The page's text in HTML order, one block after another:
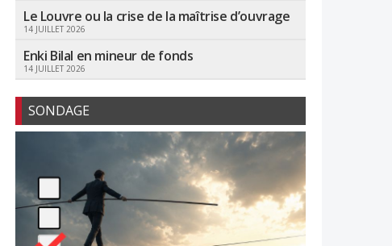
Le Louvre ou la crise de la maîtrise d’ouvrage
14 JUILLET 2026
Enki Bilal en mineur de fonds
14 JUILLET 2026
SONDAGE